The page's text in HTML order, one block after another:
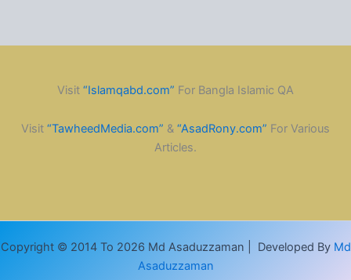
Visit “Islamqabd.com” For Bangla Islamic QA
Visit “TawheedMedia.com” & “AsadRony.com” For Various
Articles.
Copyright © 2014 To 2026 Md Asaduzzaman | Developed By Md
Asaduzzaman